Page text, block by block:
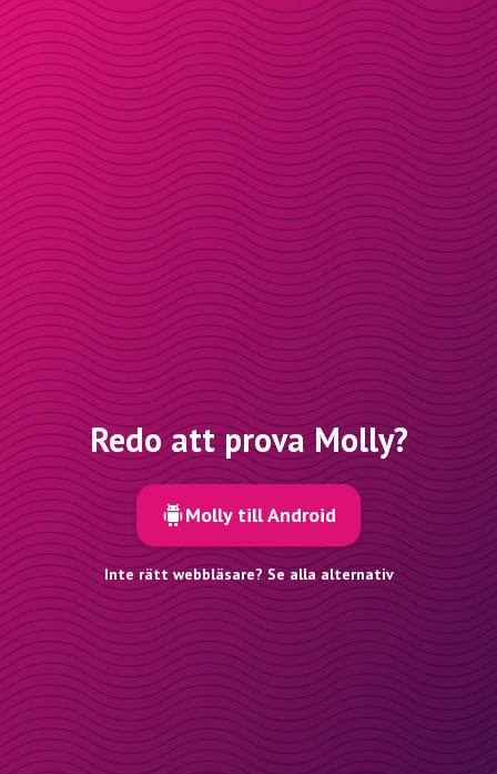
Redo att prova Molly?
Molly till Android
Inte rätt webbläsare? Se alla alternativ